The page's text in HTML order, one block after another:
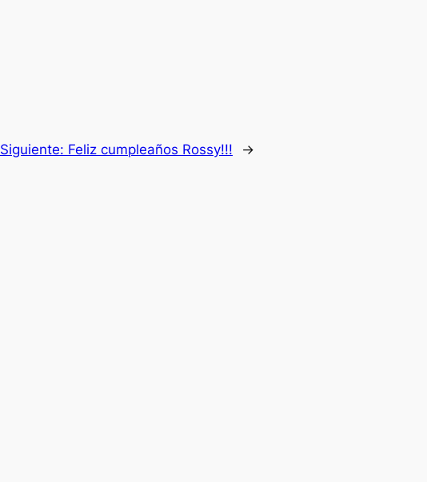
Siguiente: Feliz cumpleaños Rossy!!! →